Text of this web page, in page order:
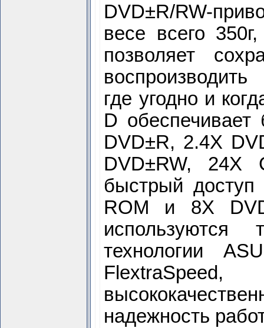
DVD±R/RW-
весе всего
позволяет
где угодно и
D
DVD±R, 2.4X
DVD±RW, 24X
быстрый
ROM и 8X
используются
технологии
FlextraSpeed,
надежность